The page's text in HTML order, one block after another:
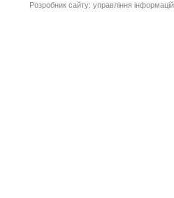
Розробник сайту: управління